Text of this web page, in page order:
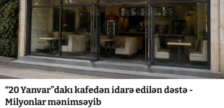
“20 Yanvar”dakı kafedən idarə edilən dəstə -
Milyonlar mənimsəyib